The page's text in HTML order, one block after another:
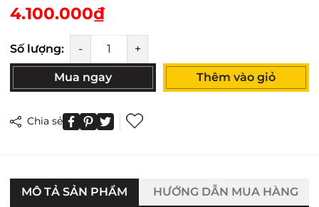
4.100.000₫
Số lượng: - +
Mua ngay Thêm vào giỏ
Chia sẻ
MÔ TẢ SẢN PHẨM HƯỚNG DẪN MUA HÀNG